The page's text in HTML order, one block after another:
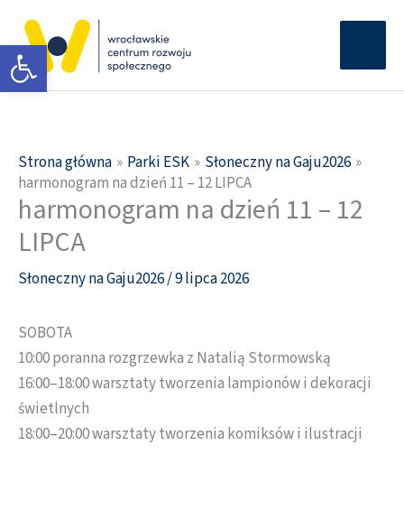
Otwórz pasek narzędzi
treści
Strona główna Parki ESK
Słoneczny na Gaju2026
harmonogram na dzień 11 – 12 LIPCA
harmonogram na dzień 11 – 12
LIPCA
Słoneczny na Gaju2026/9 lipca 2026
SOBOTA
10:00 poranna rozgrzewka z Natalią Stormowską
16:00–18:00 warsztaty tworzenia lampionów i dekoracji
świetlnych
18:00–20:00 warsztaty tworzenia komiksów i ilustracji